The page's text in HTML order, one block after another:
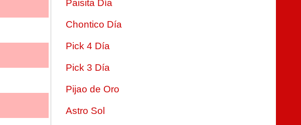
Paisita Día
Chontico Día
Pick 4 Día
Pick 3 Día
Pijao de Oro
Astro Sol